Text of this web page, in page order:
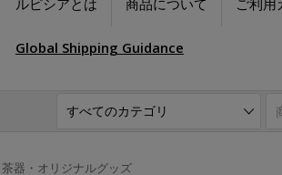
ルピシアとは 商品について ご利用
Global Shipping Guidance
茶器・オリジナルグッズ